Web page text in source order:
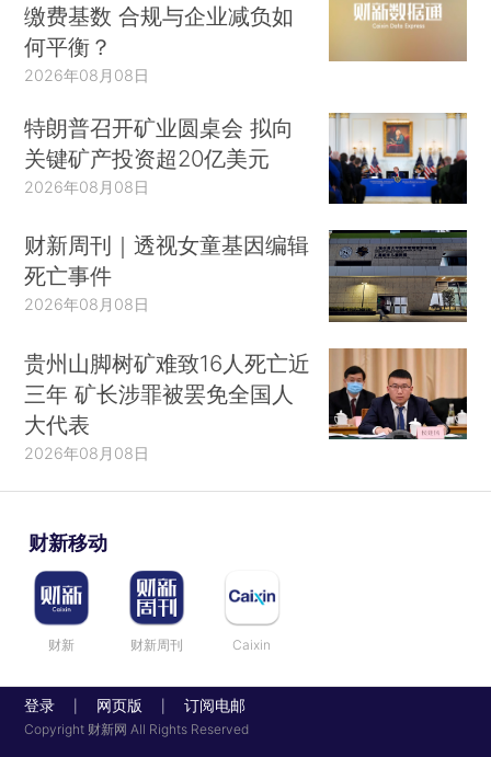
缴费基数 合规与企业减负如
何平衡？
2026年08月08日
特朗普召开矿业圆桌会 拟向
关键矿产投资超20亿美元
2026年08月08日
财新周刊｜透视女童基因编辑
死亡事件
2026年08月08日
贵州山脚树矿难致16人死亡近
三年 矿长涉罪被罢免全国人
大代表
2026年08月08日
财新移动
财新 财新周刊 Caixin
登录 网页版 订阅电邮
Copyright 财新网 All Rights Reserved